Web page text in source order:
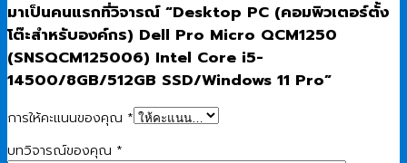
มาเป็นคนแรกที่วิจารณ์ “Desktop PC (คอมพิวเตอร์ตั้ง
โต๊ะสำหรับองค์กร) Dell Pro Micro QCM1250
(SNSQCM125006) Intel Core i5-
14500/8GB/512GB SSD/Windows 11 Pro”
การให้คะแนนของคุณ *
บทวิจารณ์ของคุณ *